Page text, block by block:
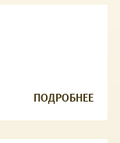
ПОДРОБНЕЕ